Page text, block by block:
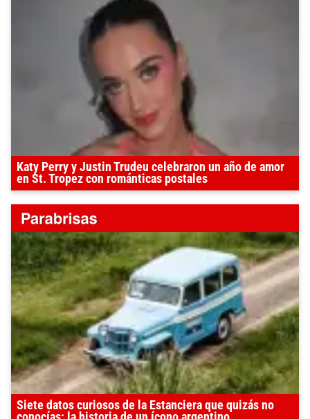
Katy Perry y Justin Trudeu celebraron un año de amor
en St. Tropez con románticas postales
Siete datos curiosos de la Estanciera que quizás no